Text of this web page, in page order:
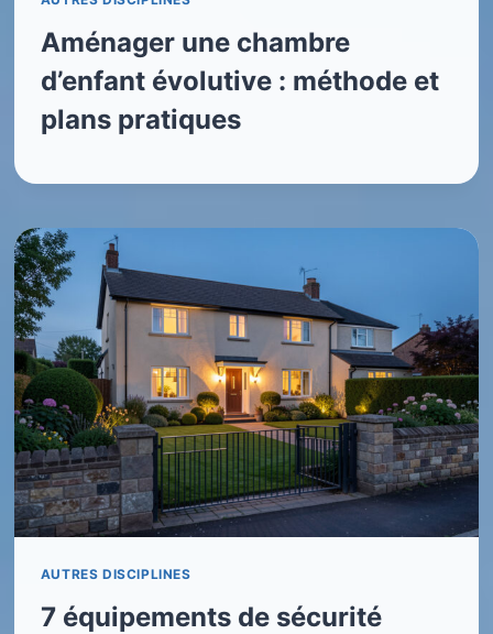
Aménager une chambre
d’enfant évolutive : méthode et
plans pratiques
AUTRES DISCIPLINES
7 équipements de sécurité